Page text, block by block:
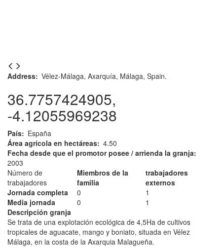
Address Vélez-Málaga, Axarquía, Málaga, Spain.
36.7757424905,
-4.12055969238
País
España
Área agrícola en hectáreas 4.50
Fecha desde que el promotor posee / arrienda la granja
2003
Número de
trabajadores
Miembros de la
familia
trabajadores
externos
Jornada completa
0
1
Media jornada
0
1
Descripción granja
Se trata de una explotación ecológica de 4,5Ha de cultivos
tropicales de aguacate, mango y boniato, situada en Vélez
Málaga, en la costa de la Axarquia Malagueña.